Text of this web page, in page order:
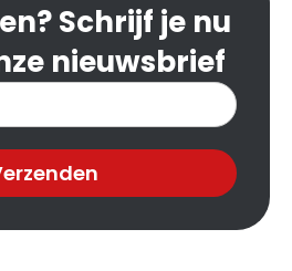
Schrijf je nu
nieuwsbrief